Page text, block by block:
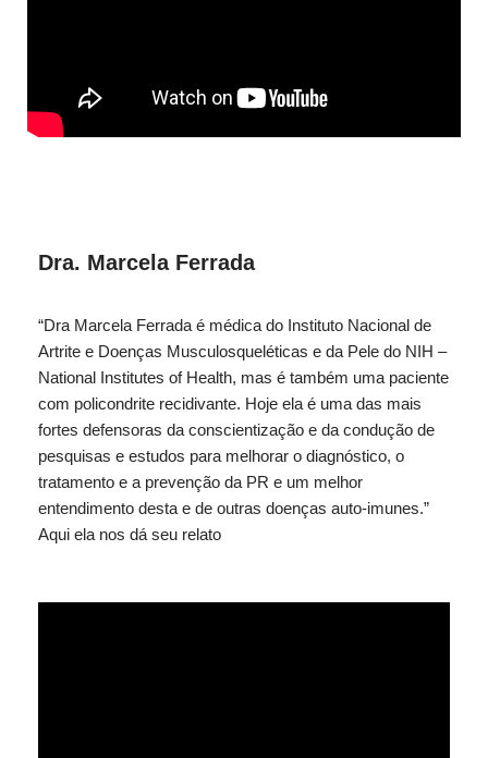
Dra. Marcela Ferrada
“Dra Marcela Ferrada é médica do Instituto Nacional de
Artrite e Doenças Musculosqueléticas e da Pele do NIH –
National Institutes of Health, mas é também uma paciente
com policondrite recidivante. Hoje ela é uma das mais
fortes defensoras da conscientização e da condução de
pesquisas e estudos para melhorar o diagnóstico, o
tratamento e a prevenção da PR e um melhor
entendimento desta e de outras doenças auto-imunes.”
Aqui ela nos dá seu relato